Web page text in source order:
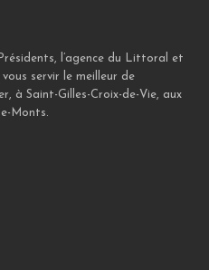
l’agence du Littoral et
servir le meilleur de
à Saint-Gilles-Croix-de-Vie, aux
Monts.